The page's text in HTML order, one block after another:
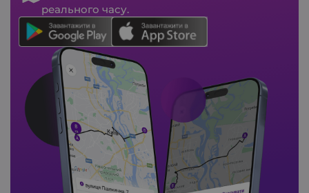
реального часу.